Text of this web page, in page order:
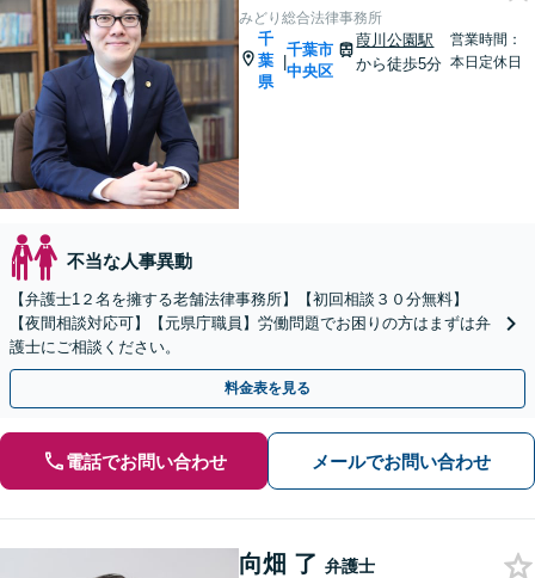
みどり総合法律事務所
千
葉
県
|
千葉市
中央区
葭川公園駅
から徒歩5分
営業時間：
本日定休日
不当な人事異動
【弁護士1２名を擁する老舗法律事務所】【初回相談３０分無料】
【夜間相談対応可】【元県庁職員】労働問題でお困りの方はまずは弁
護士にご相談ください。
料金表を見る
電話でお問い合わせ メールでお問い合わせ
向畑 了 弁護士